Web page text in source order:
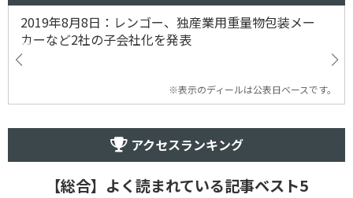
2019年8月8日：レンゴー、独産業用重量物包装メー
カーなど2社の子会社化を発表
※表示のディールは公表日ベースです。
アクセスランキング
【総合】よく読まれている記事ベスト5